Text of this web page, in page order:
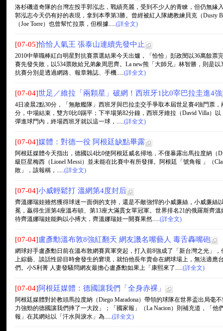
洛杉磯道奇隊的台灣左投手郭泓志，戰績亮麗，受到不少人的青睞，但仍無緣
郭泓志今天仍有好的表現，拿到本季第3勝。曾經被紅人隊總教練貝克（Dusty
（Joe Torre）也曾幫忙拉票，但根據.....(詳全文)
[07-05]恰恰人氣王 張泰山連續先發中止
2010中華職棒紅白明星對抗賽票選結果今天出爐，「恰恰」彭政閔以36萬餘票
賽先發失敗，以534票敗給兄弟象周思齊。La new熊「大師兄」林智勝，則是
抗賽分別是透過網路、報章雜誌、手機.....(詳全文)
[07-04]世足／維拉「兩顆星」破網！西班牙1比0宰巴拉圭進4強
4日凌晨2點30分，「無敵艦隊」西班牙與巴拉圭交手爭取本屆世足賽4強門票
分，中場結束，雙方0比0踢平；下半場第82分鐘，西班牙維拉（David Villa）
彈進球門內，終場西班牙就以這一球，.....(詳全文)
[07-04]媒體：對德一役 阿根廷缺點畢露
阿根廷媒體今天指出，德國以4比0使阿根廷威名掃地，不僅暴露出馬拉度納（
級巨星梅西（Lionel Messi）並未能在比賽中有所發揮。阿根廷「號角報 」（
敗」，該報稱，.....(詳全文)
[07-04]小威輕鬆打 溫網第4度封后
齊溫娜瑞娃雖然獲得球迷一面倒的支持，還是不敵強悍的小威廉絲，小威廉絲
冕，贏得生涯第4座溫布頓、第13座大滿貫女單冠軍。世界排名21的俄羅斯齊
待齊溫娜瑞娃能夠以小搏大，齊溫娜瑞娃一開賽果然.....(詳全文)
[07-04]盧彥勳溫布敦8強紅翻天 網友譏名嘴藝人 毒舌轟嘴砲
網球好手盧彥勳日前在溫布敦網賽異軍突起，打入前8強成了「新台灣之光」
上綜藝、談話性節目時會發生的窘境，就怕他長年賣命在網球場上，無法適應
們。小S利菁 人妻發騷問網友最擔心盧彥勳如果上「康熙來了.....(詳全文)
[07-04]阿根廷媒體：德國讓我們「全身赤裸」
阿根廷媒體對於教頭馬拉度納（Diego Maradona）帶領的球隊在世界盃出局毫
力強勁的德國讓我們摔了一大跤」；「國家報」（La Nacion）則補充道，「
報」在其網站以「汗水與淚水」為.....(詳全文)